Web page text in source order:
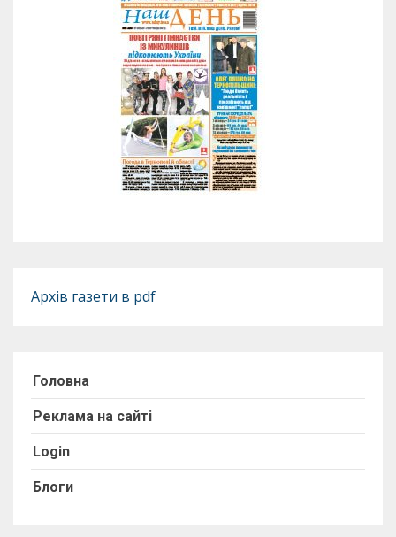
Архів газети в pdf
Головна
Реклама на сайті
Login
Блоги